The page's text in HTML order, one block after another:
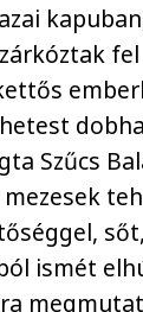
fel
Szűcs
ismét